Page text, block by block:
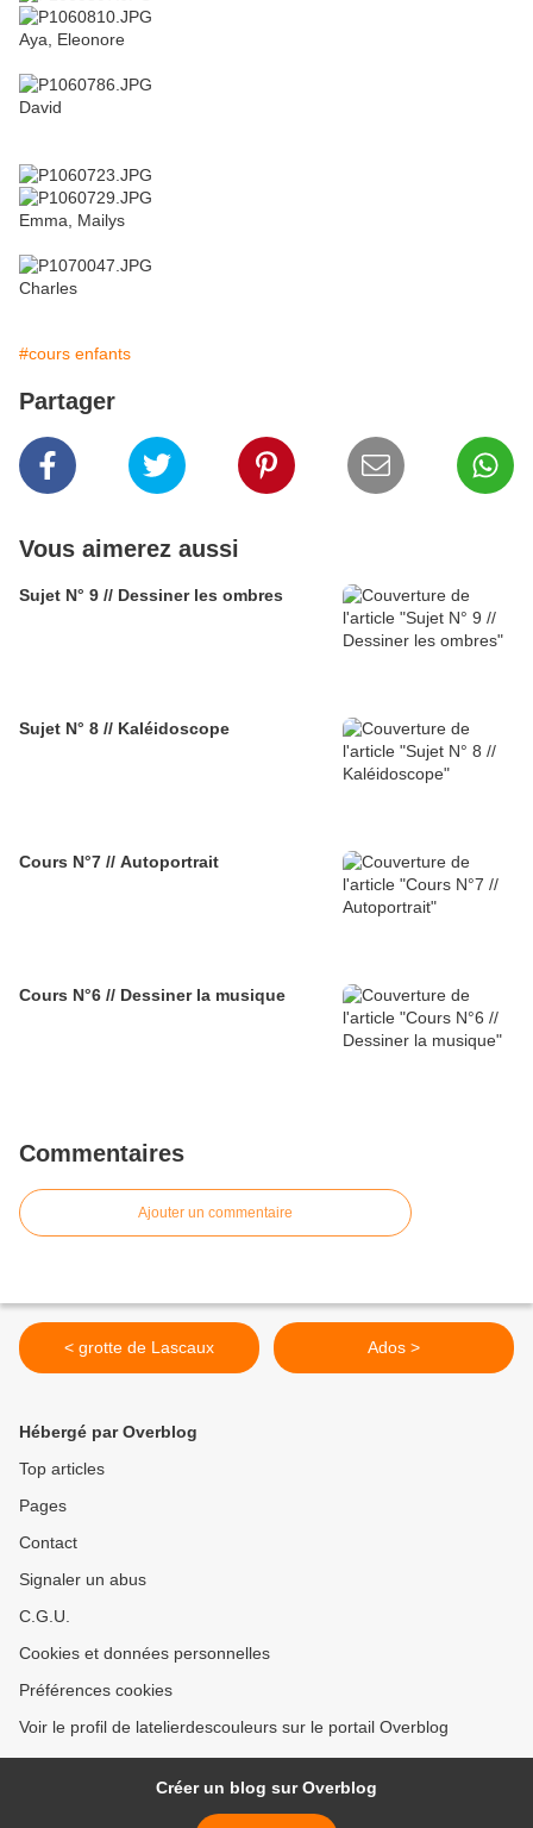
Aya, Eleonore
David
Emma, Mailys
Charles
#cours enfants
Partager
Vous aimerez aussi
Sujet N° 9 // Dessiner les ombres
Sujet N° 8 // Kaléidoscope
Cours N°7 // Autoportrait
Cours N°6 // Dessiner la musique
Commentaires
Ajouter un commentaire
< grotte de Lascaux Ados >
Hébergé par Overblog
Top articles
Pages
Contact
Signaler un abus
C.G.U.
Cookies et données personnelles
Préférences cookies
Voir le profil de latelierdescouleurs sur le portail Overblog
Créer un blog sur Overblog